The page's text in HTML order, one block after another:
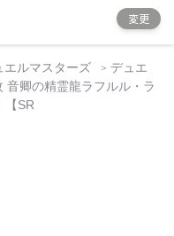
変更
エルマスターズ
デュエ
卿の精霊龍ラフルル・ラ
【SR